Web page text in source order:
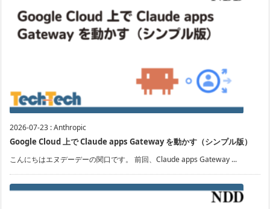
2026-07-23 :Anthropic
Google Cloud 上で Claude apps Gateway を動かす（シンプル版）
こんにちはエヌデーデーの関口です。 前回、Claude apps Gateway ...